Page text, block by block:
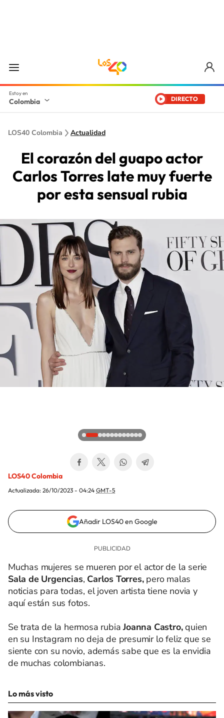
Colombia DIRECTO
LOS40 Colombia Actualidad
El corazón del guapo actor
Carlos Torres late muy fuerte
por esta sensual rubia
LOS40 Colombia
Actualizada: 26/10/2023 - 04:24 GMT-5
Añadir LOS40 en Google
Muchas mujeres se mueren por el actor de la serie
Sala de Urgencias, Carlos Torres,pero malas
noticias para todas, el joven artista tiene novia y
aquí están sus fotos.
Se trata de la hermosa rubiaJoanna Castro,quien
en su Instagram no deja de presumir lo feliz que se
siente con su novio, además sabe que es la envidia
de muchas colombianas.
Lo más visto